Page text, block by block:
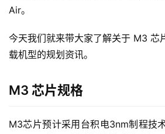
Air。
今天我们就来带大家了解关于 M3 芯
载机型的规划资讯。
M3 芯片规格
M3芯片预计采用台积电3nm制程技